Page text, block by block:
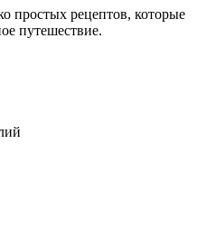
простых рецептов, которые
путешествие.